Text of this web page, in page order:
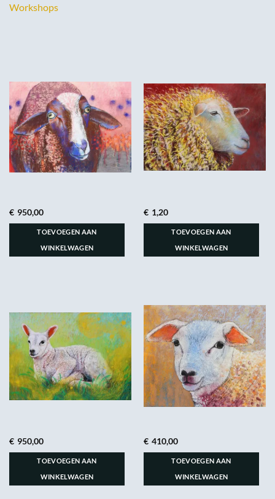
Workshops
€ 950,00
TOEVOEGEN AAN
WINKELWAGEN
€ 1,20
TOEVOEGEN AAN
WINKELWAGEN
€ 950,00
TOEVOEGEN AAN
WINKELWAGEN
€ 410,00
TOEVOEGEN AAN
WINKELWAGEN